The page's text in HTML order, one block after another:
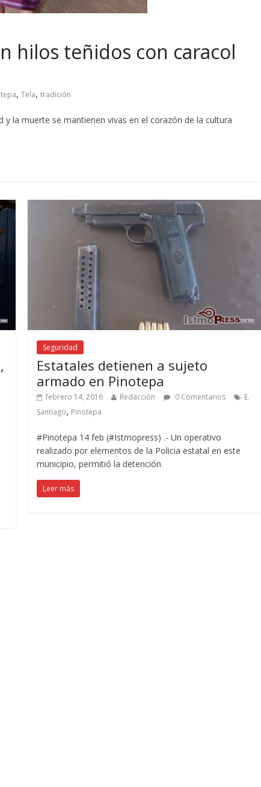
hilos teñidos con caracol
, Tela, tradición
la muerte se mantienen vivas en el corazón de la cultura
Seguridad
Estatales detienen a sujeto
armado en Pinotepa
febrero 14, 2016 Redacción 0 Comentarios
E.
Santiago, Pinotepa
#Pinotepa 14 feb (#Istmopress) .- Un operativo
realizado por elementos de la Policia estatal en este
municipio, permitió la detención
Leer más